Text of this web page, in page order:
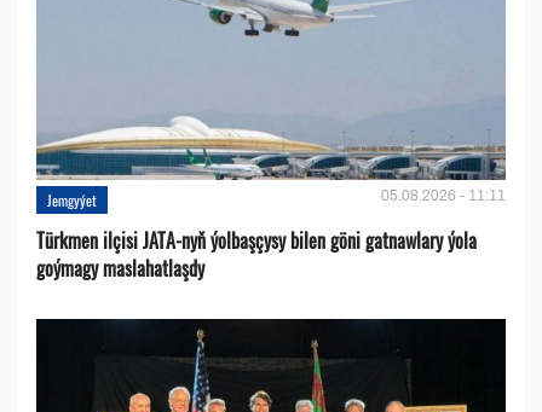
Jemgyýet 05.08.2026 - 11:11
Türkmen ilçisi JATA-nyň ýolbaşçysy bilen göni gatnawlary ýola
goýmagy maslahatlaşdy